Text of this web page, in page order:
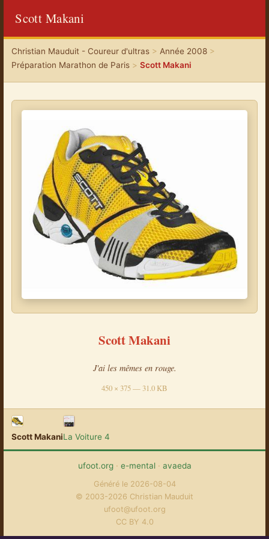
Scott Makani
Christian Mauduit - Coureur d'ultras> Année 2008>
Préparation Marathon de Paris> Scott Makani
Scott Makani
J'ai les mêmes en rouge.
450 × 375 — 31.0 KB
Scott MakaniLa Voiture 4
ufoot.org· e-mental· avaeda
Généré le 2026-08-04
© 2003-2026 Christian Mauduit
ufoot@ufoot.org
CC BY 4.0